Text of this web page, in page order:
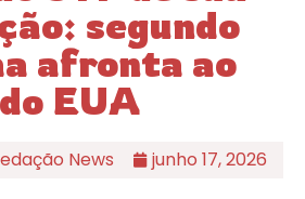
segundo
afronta ao
EUA
News junho 17, 2026